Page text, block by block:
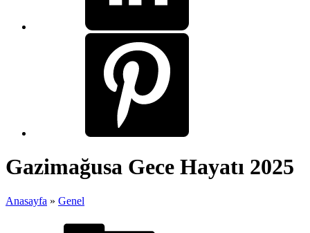
Gazimağusa Gece Hayatı 2025
Anasayfa » Genel